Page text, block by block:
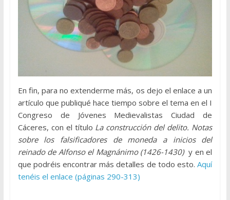
En fin, para no extenderme más, os dejo el enlace a un
artículo que publiqué hace tiempo sobre el tema en el I
Congreso de Jóvenes Medievalistas Ciudad de
Cáceres, con el título La construcción del delito. Notas
sobre los falsificadores de moneda a inicios del
reinado de Alfonso el Magnánimo (1426-1430)y en el
que podréis encontrar más detalles de todo esto.Aquí
tenéis el enlace (páginas 290-313)